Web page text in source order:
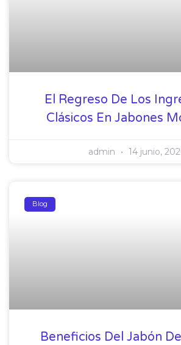
El Regreso De Los
Clásicos En Jabones
admin 14 junio,
Blog
Beneficios Del Jabón